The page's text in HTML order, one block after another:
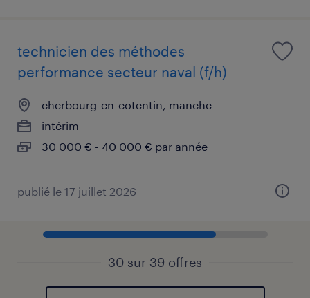
technicien des méthodes
performance secteur naval (f/h)
cherbourg-en-cotentin, manche
intérim
30 000 € - 40 000 € par année
publié le 17 juillet 2026
30 sur 39 offres